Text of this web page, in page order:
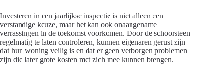
Investeren in een jaarlijkse inspectie is niet alleen een
verstandige keuze, maar het kan ook onaangename
verrassingen in de toekomst voorkomen. Door de schoorsteen
regelmatig te laten controleren, kunnen eigenaren gerust zijn
dat hun woning veilig is en dat er geen verborgen problemen
zijn die later grote kosten met zich mee kunnen brengen.